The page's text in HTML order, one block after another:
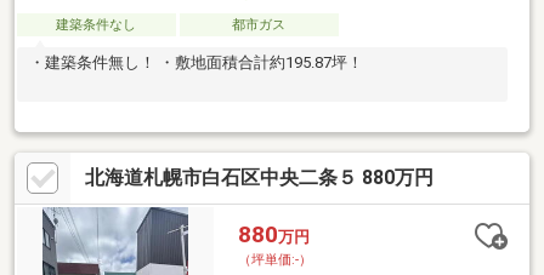
建築条件なし 都市ガス
・建築条件無し！ ・敷地面積合計約195.87坪！
北海道札幌市白石区中央二条５ 880万円
880万円
（坪単価:-）